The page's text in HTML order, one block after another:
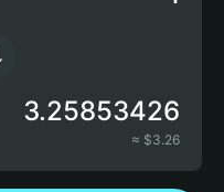
3.25853426
≈ $3.26